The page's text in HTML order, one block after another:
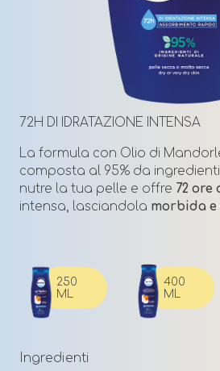
72H DI IDRATAZIONE INTENSA
La formula con Olio di
composta al 95% da
nutre la tua pelle e offre 72
intensa, lasciandola morbida e
250
ML
400
ML
Ingredienti